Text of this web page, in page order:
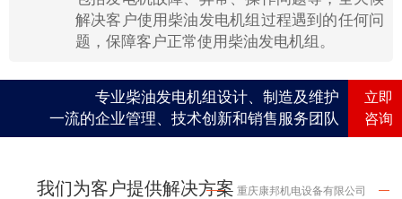
解决客户使用柴油发电机组过程遇到的任何问
题，保障客户正常使用柴油发电机组。
专业柴油发电机组设计、制造及维护
一流的企业管理、技术创新和销售服务团队
立即
咨询
我们为客户提供解决方案 重庆康邦机电设备有限公司